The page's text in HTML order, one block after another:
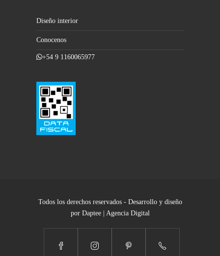
Diseño interior
Conocenos
+54 9 1160065977
Todos los derechos reservados - Desarrollo y diseño
por Daptee | Agencia Digital